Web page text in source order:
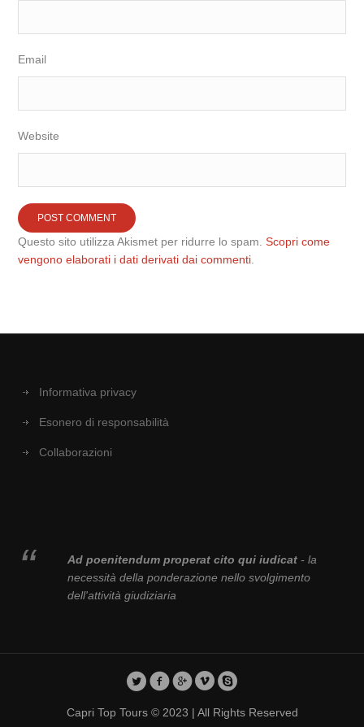
Email
Website
Questo sito utilizza Akismet per ridurre lo spam.Scopri come
vengono elaborati i dati derivati dai commenti
Informativa privacy
Esonero di responsabilità
Collaborazioni
Ad poenitendum properat cito qui iudicat- la
necessità della ponderazione nello svolgimento
dell'attività giudiziaria
Capri Top Tours © 2023 | All Rights Reserved